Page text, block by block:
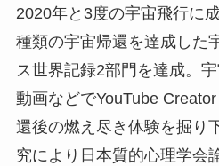
2020年と3度の宇宙飛行に
種類の宇宙帰還を達成した
ス世界記録2部門を達成。
動画などでYouTube
還後の燃え尽き体験を掘り
究により日本質的心理学会